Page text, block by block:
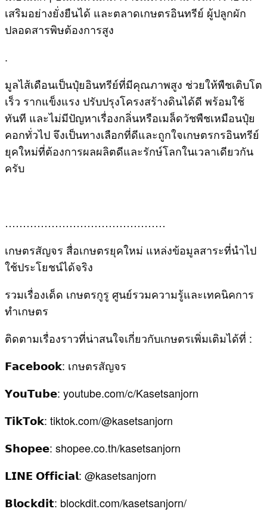
เสริมอย่างยั่งยืนได้ และตลาดเกษตรอินทรีย์ ผู้ปลูกผัก
ปลอดสารพิษต้องการสูง
.
มูลไส้เดือนเป็นปุ๋ยอินทรีย์ที่มีคุณภาพสูง ช่วยให้พืชเติบโต
เร็ว รากแข็งแรง ปรับปรุงโครงสร้างดินได้ดี พร้อมใช้
ทันที และไม่มีปัญหาเรื่องกลิ่นหรือเมล็ดวัชพืชเหมือนปุ๋ย
คอกทั่วไป จึงเป็นทางเลือกที่ดีและถูกใจเกษตรกรอินทรีย์
ยุคใหม่ที่ต้องการผลผลิตดีและรักษ์โลกในเวลาเดียวกัน
ครับ
………………………………………
เกษตรสัญจร สื่อเกษตรยุคใหม่ แหล่งข้อมูลสาระที่นำไป
ใช้ประโยชน์ได้จริง
รวมเรื่องเด็ด เกษตรกูรู ศูนย์รวมความรู้และเทคนิคการ
ทำเกษตร
ติดตามเรื่องราวที่น่าสนใจเกี่ยวกับเกษตรเพิ่มเติมได้ที่ :
𝗙𝗮𝗰𝗲𝗯𝗼𝗼𝗸: เกษตรสัญจร
𝗬𝗼𝘂𝗧𝘂𝗯𝗲: youtube.com/c/Kasetsanjorn
𝗧𝗶𝗸𝗧𝗼𝗸: tiktok.com/@kasetsanjorn
𝗦𝗵𝗼𝗽𝗲𝗲: shopee.co.th/kasetsanjorn
𝗟𝗜𝗡𝗘 𝗢𝗳𝗳𝗶𝗰𝗶𝗮𝗹: @kasetsanjorn
𝗕𝗹𝗼𝗰𝗸𝗱𝗶𝘁: blockdit.com/kasetsanjorn/